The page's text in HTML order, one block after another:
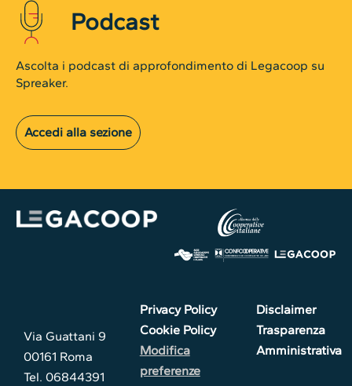
Podcast
Ascolta i podcast di approfondimento di Legacoop su
Spreaker.
Accedi alla sezione
Via Guattani 9
00161 Roma
Tel. 06844391
Privacy Policy
Cookie Policy
Modifica
preferenze
Disclaimer
Trasparenza
Amministrativa